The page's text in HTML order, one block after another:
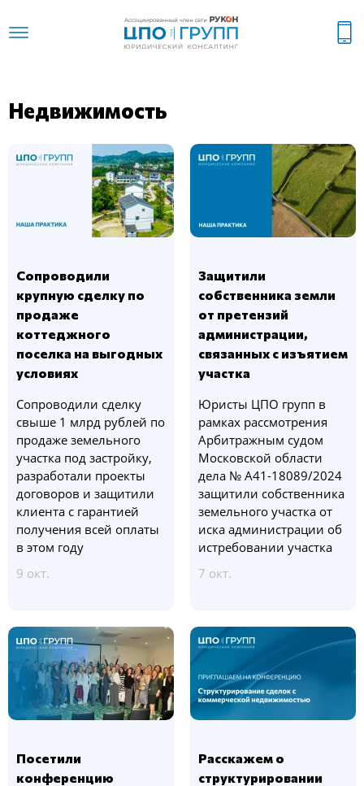
Недвижимость
Сопроводили
крупную сделку по
продаже
коттеджного
поселка на выгодных
условиях
Сопроводили сделку
свыше 1 млрд рублей по
продаже земельного
участка под застройку,
разработали проекты
договоров и защитили
клиента с гарантией
получения всей оплаты
в этом году
9 окт.
Защитили
собственника земли
от претензий
администрации,
связанных с изъятием
участка
Юристы ЦПО групп в
рамках рассмотрения
Арбитражным судом
Московской области
дела № А41-18089/2024
защитили собственника
земельного участка от
иска администрации об
истребовании участка
7 окт.
Посетили
конференцию
Расскажем о
структурировании